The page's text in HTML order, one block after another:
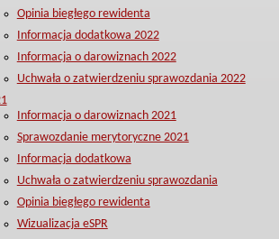
Opinia biegłego rewidenta
Informacja dodatkowa 2022
Informacja o darowiznach 2022
Uchwała o zatwierdzeniu sprawozdania 2022
Informacja o darowiznach 2021
Sprawozdanie merytoryczne 2021
Informacja dodatkowa
Uchwała o zatwierdzeniu sprawozdania
Opinia biegłego rewidenta
Wizualizacja eSPR